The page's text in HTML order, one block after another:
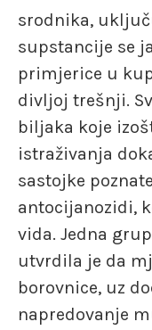
srodnika,
supstancije se
primjerice u
divljoj trešnji.
biljaka koje
istraživanja
sastojke
antocijanozidi,
vida. Jedna
utvrdila je da
borovnice, uz
napredovanje